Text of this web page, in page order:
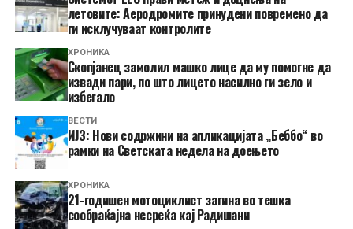
летовите: Аеродромите принудени повремено да
ги исклучуваат контролите
ХРОНИКА
Скопјанец замолил машко лице да му помогне да
извади пари, по што лицето насилно ги зело и
избегало
ВЕСТИ
ИЈЗ: Нови содржини на апликацијата „Беббо“ во
рамки на Светската недела на доењето
ХРОНИКА
21-годишен мотоциклист загина во тешка
сообраќајна несреќа кај Радишани